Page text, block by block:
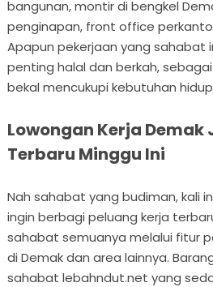
bangunan, montir di bengkel
penginapan, front office
Apapun pekerjaan yang sahabat
penting halal dan berkah,
bekal mencukupi kebutuhan
Lowongan Kerja Demak
Terbaru Minggu Ini
Nah sahabat yang budiman, kali
ingin berbagi peluang kerja
sahabat semuanya melalui fitur
di Demak dan area lainnya.
sahabat lebahndut.net yang